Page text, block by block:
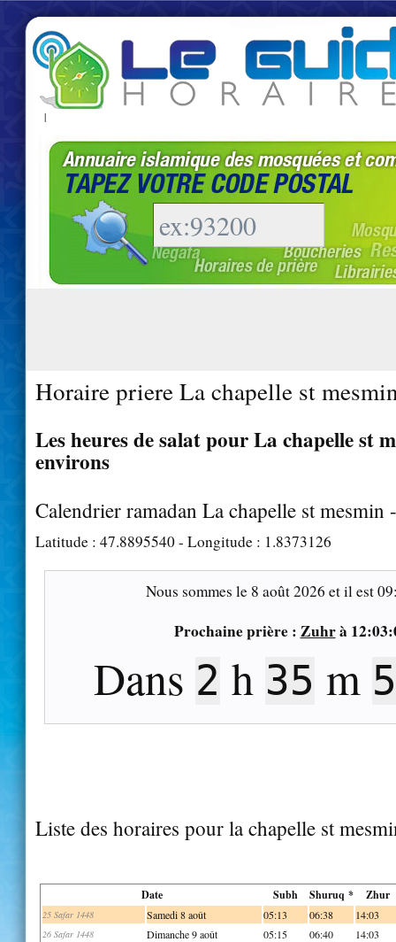
|
Horaire priere La chapelle st
Les heures de salat pour La chapelle st
environs
Calendrier ramadan La chapelle st mesmin
Latitude : 47.8895540- Longitude : 1.8373126
Nous sommes le 8 août 2026 et il est
Prochaine prière : Zuhrà
Dans 2 h 35 m
Liste des horaires pour la chapelle st
Date Subh Shuruq * Zhur
25 Safar 1448 Samedi 8 août 05:13 06:38 14:03
26 Safar 1448 Dimanche 9 août 05:15 06:40 14:03